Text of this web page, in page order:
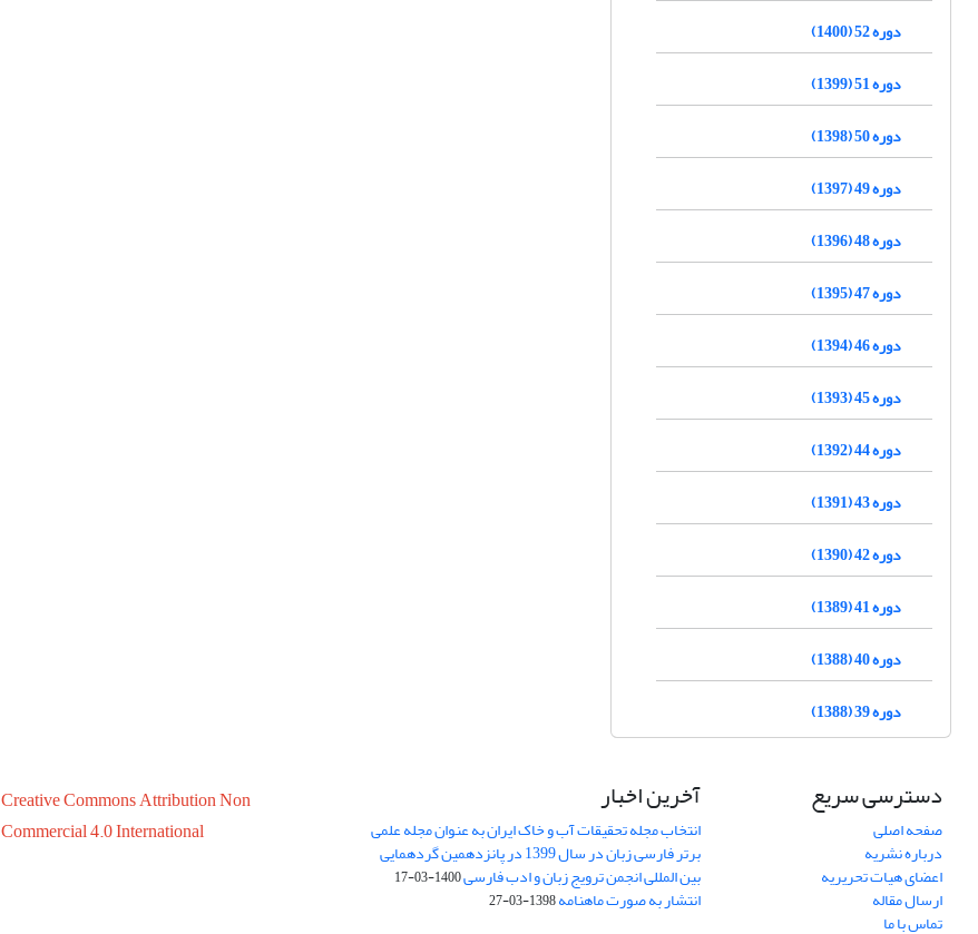
دوره 52 (1400)
دوره 51 (1399)
دوره 50 (1398)
دوره 49 (1397)
دوره 48 (1396)
دوره 47 (1395)
دوره 46 (1394)
دوره 45 (1393)
دوره 44 (1392)
دوره 43 (1391)
دوره 42 (1390)
دوره 41 (1389)
دوره 40 (1388)
دوره 39 (1388)
دسترسی سریع
صفحه اصلی
درباره نشریه
اعضای هیات تحریریه
ارسال مقاله
تماس با ما
آخرین اخبار
انتخاب مجله تحقیقات آب و خاک ایران به عنوان مجله علمی
برتر فارسی زبان در سال 1399 در پانزدهمین گردهمایی
بین المللی انجمن ترویج زبان و ادب فارسی1400-03-17
انتشار به صورت ماهنامه1398-03-27
Creative Commons Attribution Non
Commercial 4.0 International